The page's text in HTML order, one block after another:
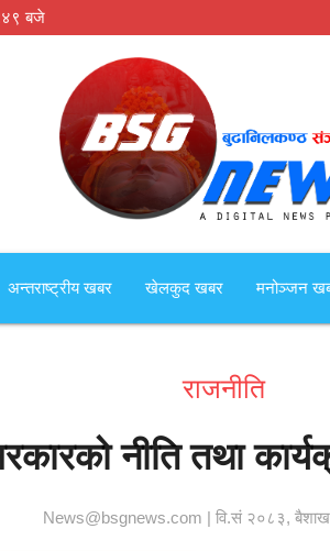
बजे
अन्तराष्ट्रीय खबर खेलकुद खबर मनोञ्जन
राजनीति
नीति तथा
News@bsgnews.com | वि.सं २०८३, बैशाख